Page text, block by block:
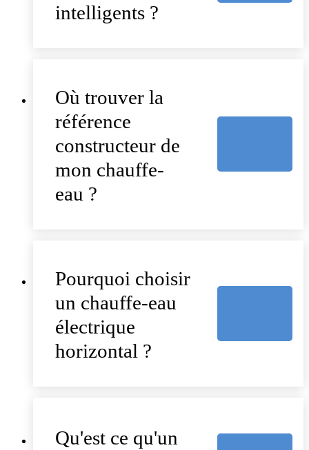
intelligents ?
Où trouver la
référence
constructeur de
mon chauffe-
eau ?
Pourquoi choisir
un chauffe-eau
électrique
horizontal ?
Qu'est ce qu'un